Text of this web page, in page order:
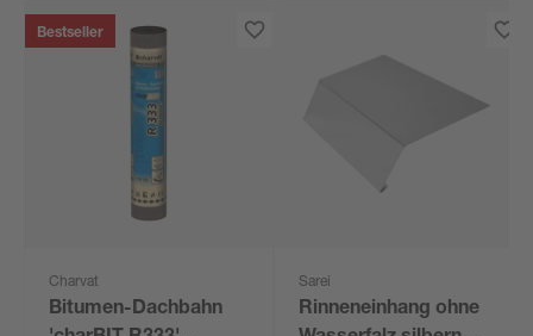
Bestseller
Charvat
Bitumen-Dachbahn
Sarei
Rinneneinhang ohne